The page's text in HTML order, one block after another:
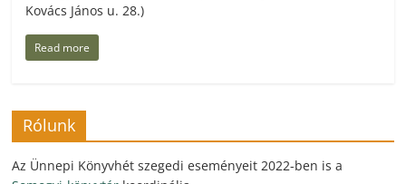
Kovács János u. 28.)
Read more
Rólunk
Az Ünnepi Könyvhét szegedi eseményeit 2022-ben is a